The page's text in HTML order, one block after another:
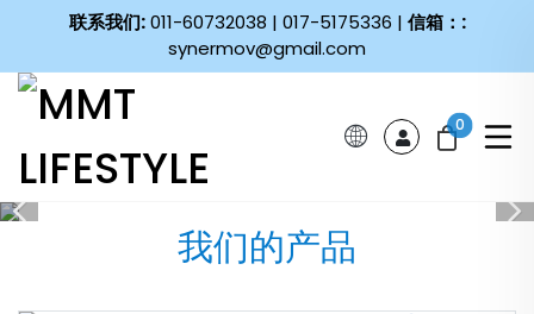
联系我们:011-60732038 | 017-5175336 | 信箱：:
synermov@gmail.com
0
我们的产品